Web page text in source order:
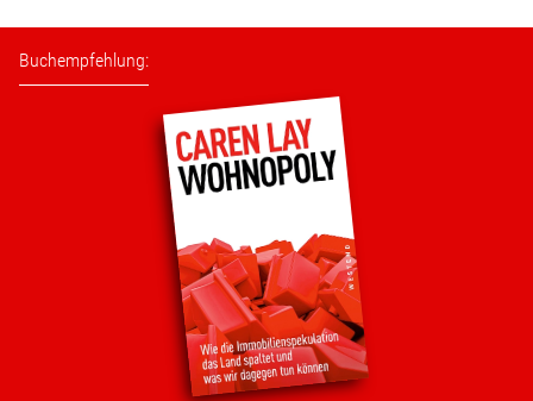
Transparenz
Mediathek
Über mich
Lebenslauf
Buchempfehlung: